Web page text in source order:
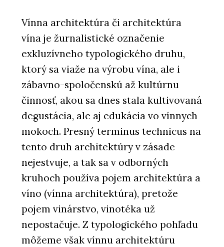
Vínna architektúra či architektúra
vína je žurnalistické označenie
exkluzívneho typologického druhu,
ktorý sa viaže na výrobu vína, ale i
zábavno-spoločenskú až kultúrnu
činnosť, akou sa dnes stala kultivovaná
degustácia, ale aj edukácia vo vínnych
mokoch. Presný terminus technicus na
tento druh architektúry v zásade
nejestvuje, a tak sa v odborných
kruhoch používa pojem architektúra a
víno (vínna architektúra), pretože
pojem vinárstvo, vinotéka už
nepostačuje. Z typologického pohľadu
môžeme však vínnu architektúru